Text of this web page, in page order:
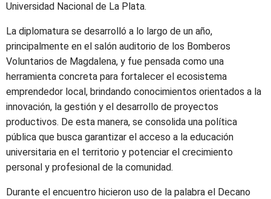
Universidad Nacional de La Plata.
La diplomatura se desarrolló a lo largo de un año,
principalmente en el salón auditorio de los Bomberos
Voluntarios de Magdalena, y fue pensada como una
herramienta concreta para fortalecer el ecosistema
emprendedor local, brindando conocimientos orientados a la
innovación, la gestión y el desarrollo de proyectos
productivos. De esta manera, se consolida una política
pública que busca garantizar el acceso a la educación
universitaria en el territorio y potenciar el crecimiento
personal y profesional de la comunidad.
Durante el encuentro hicieron uso de la palabra el Decano